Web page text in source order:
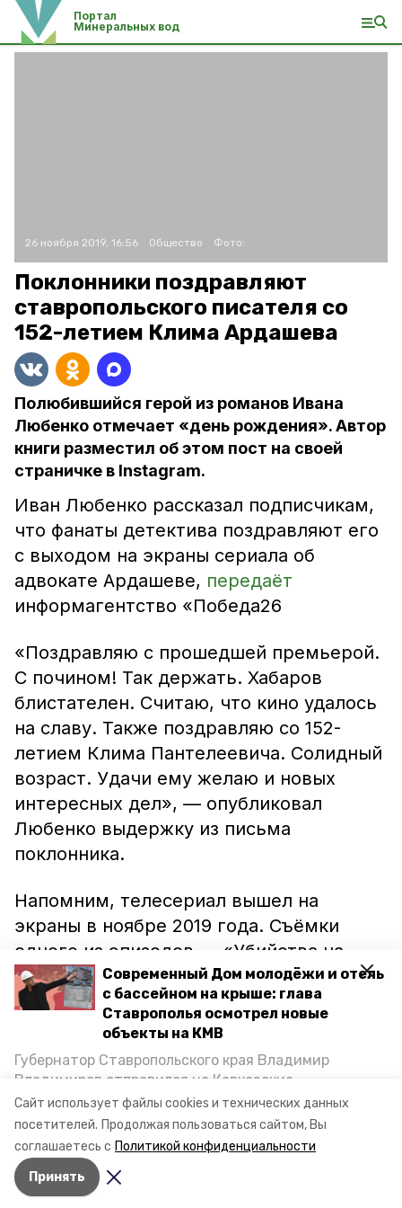
Сайт использует файлы cookies и технических данных
посетителей. Продолжая пользоваться сайтом, Вы
соглашаетесь с Политикой конфиденциальности
Принять
Современный Дом молодёжи и отель
с бассейном на крыше: глава
Ставрополья осмотрел новые
объекты на КМВ
Губернатор Ставропольского края Владимир
Владимиров отправился на Кавказские
Минеральные Воды, чтобы проинспектировать
строительство объектов в Кисловодске и
Минводах, а также выслушать предложения о
постройке новых точек притяжения для местных
жителей. Подробнее — в материале «Победы26».
Портал
Минеральных вод
26 ноября 2019, 16:56 Общество Фото:
Поклонники поздравляют
ставропольского писателя со
152-летием Клима Ардашева
Полюбившийся герой из романов Ивана
Любенко отмечает «день рождения». Автор
книги разместил об этом пост на своей
страничке в Instagram.
Иван Любенко рассказал подписчикам,
что фанаты детектива поздравляют его
с выходом на экраны сериала об
адвокате Ардашеве, передаёт
информагентство «Победа26
«Поздравляю с прошедшей премьерой.
С почином!​ Так держать. Хабаров
блистателен. Считаю, что кино удалось
на славу. Также поздравляю со 152-
летием Клима Пантелеевича. Солидный
возраст. Удачи ему желаю и новых
интересных дел», — опубликовал
Любенко выдержку из письма
поклонника.
Напомним, телесериал вышел на
экраны в ноябре 2019 года. Съёмки
одного из эпизодов — «Убийства на
водах» — проходили на Кавминводах.
Писатель также принял участие в
съёмочном процессе в качестве
литературного и исторического
консультанта и снялся в трёх эпизодах.
Фото: ivanlyubenko
Авторы: Светлана Наздрачёва